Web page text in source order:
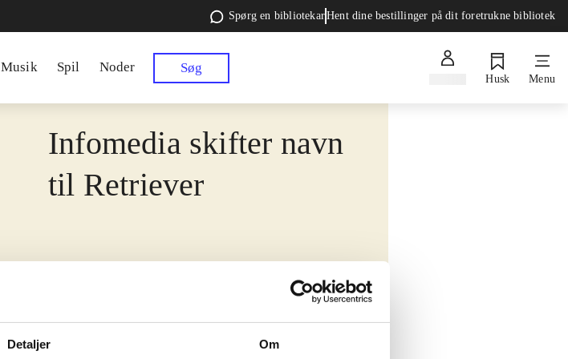
Detaljer Om
Spørg en bibliotekarHent dine bestillinger på dit foretrukne bibliotek
Musik Spil Noder Søg
Husk Menu
Infomedia skifter navn
til Retriever